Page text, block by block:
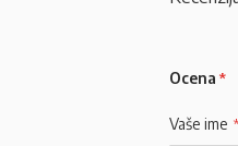
Ocena
Vaše ime